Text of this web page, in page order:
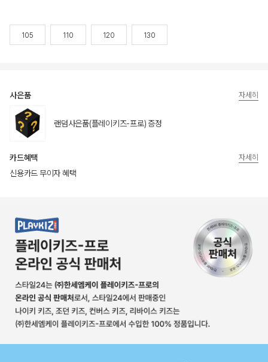
105 110 120 130
사은품
랜덤사은품(플레이키즈-프로) 증정
자세히
카드혜택
신용카드 무이자 혜택
자세히